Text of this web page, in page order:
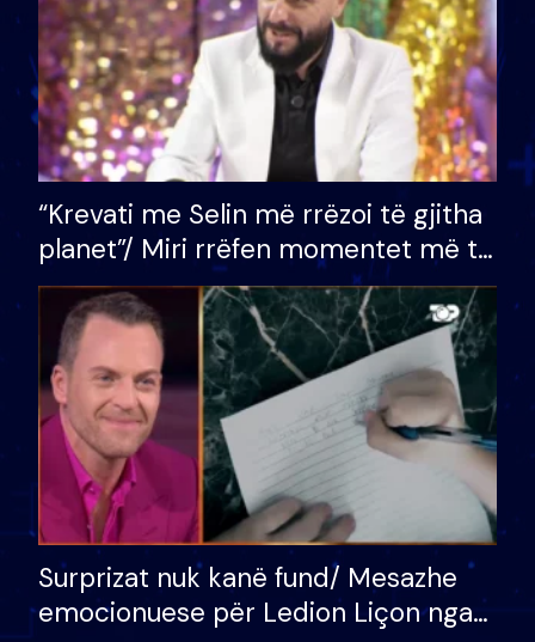
“Krevati me Selin më rrëzoi të gjitha
planet”/ Miri rrëfen momentet më të
bukura në shtëpinë e BB VIP: Do më
mungojë zilja e mëngjesit kur…
Surprizat nuk kanë fund/ Mesazhe
emocionuese për Ledion Liçon nga